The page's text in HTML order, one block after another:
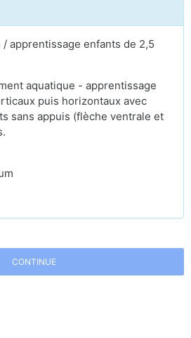
/ apprentissage enfants de 2,5
aquatique - apprentissage
puis horizontaux avec
sans appuis (flèche ventrale et
CONTINUE